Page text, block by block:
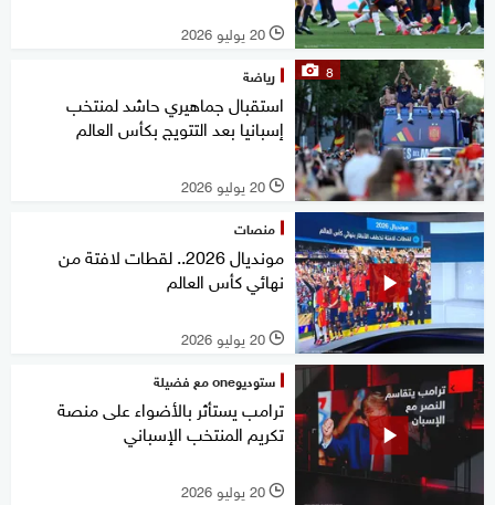
l 20 يوليو 2026
8 رياضة
استقبال جماهيري حاشد لمنتخب
إسبانيا بعد التتويج بكأس العالم
l 20 يوليو 2026
منصات
مونديال 2026.. لقطات لافتة من
نهائي كأس العالم
l 20 يوليو 2026
ستوديوone مع فضيلة
ترامب يستأثر بالأضواء على منصة
تكريم المنتخب الإسباني
l 20 يوليو 2026